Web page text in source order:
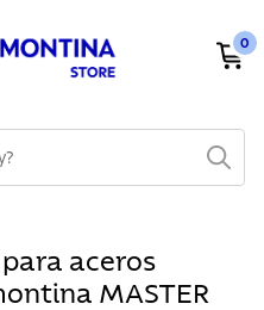
0
aceros
MASTER